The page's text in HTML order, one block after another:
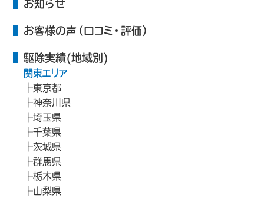
お知らせ
お客様の声（口コミ・評価）
駆除実績(地域別)
関東エリア
東京都
神奈川県
埼玉県
千葉県
茨城県
群馬県
栃木県
山梨県